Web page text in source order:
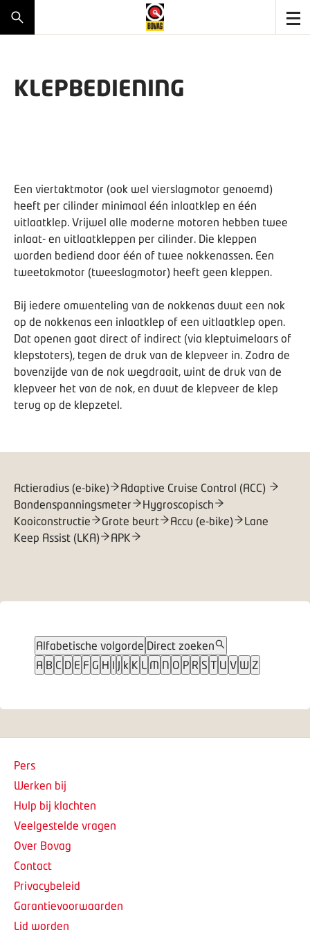
KLEPBEDIENING
Een viertaktmotor (ook wel vierslagmotor genoemd)
heeft per cilinder minimaal één inlaatklep en één
uitlaatklep. Vrijwel alle moderne motoren hebben twee
inlaat- en uitlaatkleppen per cilinder. Die kleppen
worden bediend door één of twee nokkenassen. Een
tweetakmotor (tweeslagmotor) heeft geen kleppen.
Bij iedere omwenteling van de nokkenas duwt een nok
op de nokkenas een inlaatklep of een uitlaatklep open.
Dat openen gaat direct of indirect (via kleptuimelaars of
klepstoters), tegen de druk van de klepveer in. Zodra de
bovenzijde van de nok wegdraait, wint de druk van de
klepveer het van de nok, en duwt de klepveer de klep
terug op de klepzetel.
Actieradius (e-bike)
Adaptive Cruise Control (ACC)
Bandenspanningsmeter
Hygroscopisch
Kooiconstructie
Grote beurt Accu (e-bike)
Lane
Keep Assist (LKA)
APK
Alfabetische volgorde Direct zoeken
A B C D E F G H I J k K L M N O P R S T U V W Z
Pers
Werken bij
Hulp bij klachten
Veelgestelde vragen
Over Bovag
Contact
Privacybeleid
Garantievoorwaarden
Lid worden